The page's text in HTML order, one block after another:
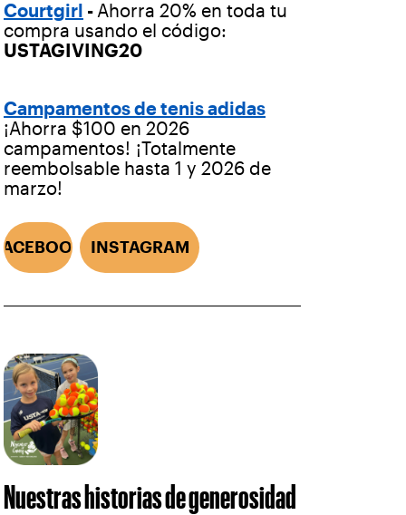
Courtgirl - Ahorra 20% en toda tu
compra usando el código:
USTAGIVING20
Campamentos de tenis adidas
¡Ahorra $100 en 2026
campamentos! ¡Totalmente
reembolsable hasta 1 y 2026 de
marzo!
INSTAGRAM
Nuestras historias de generosidad